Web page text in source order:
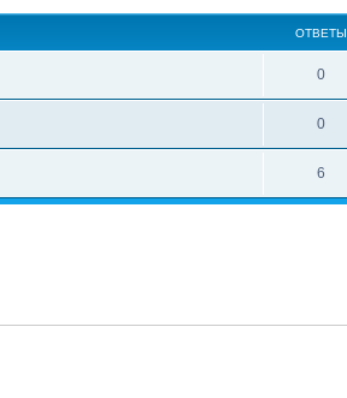
ОТВЕТЫ
0
0
6